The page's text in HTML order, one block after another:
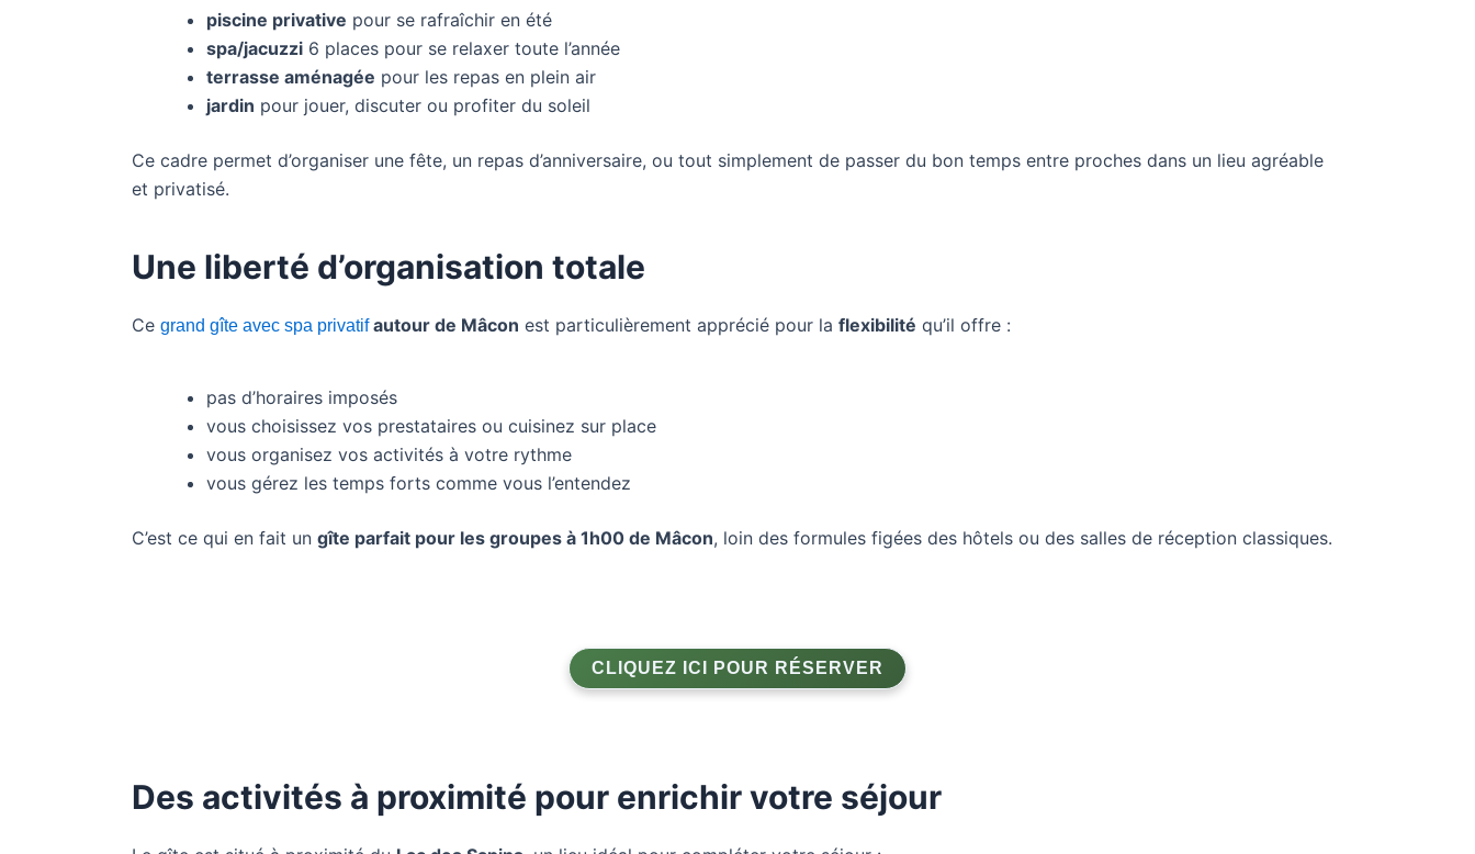
piscine privative pour se rafraîchir en été
spa/jacuzzi 6 places pour se relaxer toute l’année
terrasse aménagée pour les repas en plein air
jardin pour jouer, discuter ou profiter du soleil
Ce cadre permet d’organiser une fête, un repas d’anniversaire, ou tout simplement de passer du bon temps entre proches dans un lieu agréable
et privatisé.
Une liberté d’organisation totale
Ce grand gîte avec spa privatifautour de Mâcon est particulièrement apprécié pour la flexibilité qu’il offre :
pas d’horaires imposés
vous choisissez vos prestataires ou cuisinez sur place
vous organisez vos activités à votre rythme
vous gérez les temps forts comme vous l’entendez
C’est ce qui en fait un gîte parfait pour les groupes à 1h00 de Mâcon, loin des formules figées des hôtels ou des salles de réception classiques.
CLIQUEZ ICI POUR RÉSERVER
Des activités à proximité pour enrichir votre séjour